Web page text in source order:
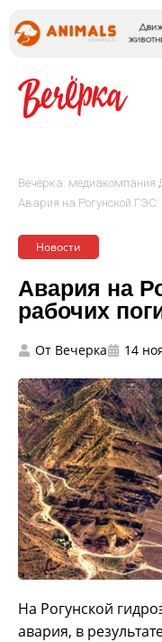
Вечёрка: медиакомпания
Авария на Рогунской ГЭС:
Новости
Авария на
рабочих
От Вечерка 14
На Рогунской
авария, в